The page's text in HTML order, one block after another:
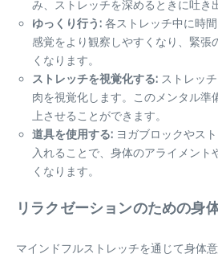
み、ストレッチを深めるときに吐き
ゆっくり行う: 各ストレッチ中に時
感覚をより観察しやすくなり、緊張
くなります。
ストレッチを視覚化する: ストレッ
肉を視覚化します。このメンタル準
上させることができます。
道具を使用する: ヨガブロックやス
入れることで、身体のアライメント
くなります。
リラクゼーションのための身
マインドフルストレッチを通じて身体